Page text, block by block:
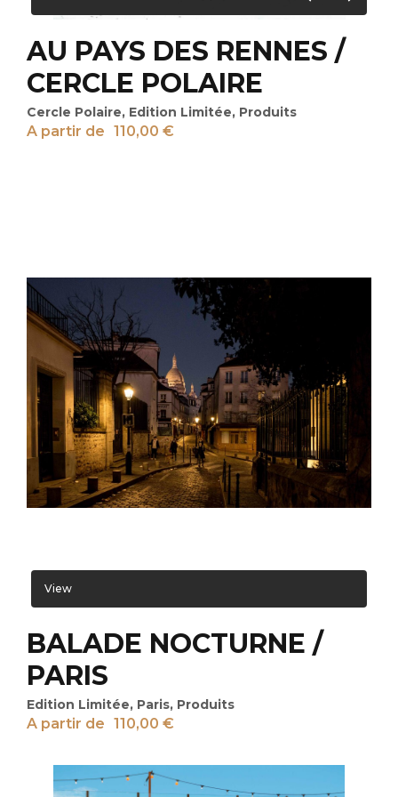
AU PAYS DES RENNES /
CERCLE POLAIRE
Cercle Polaire, Edition Limitée, Produits
A partir de 110,00 €
View
BALADE NOCTURNE /
PARIS
Edition Limitée, Paris, Produits
A partir de 110,00 €